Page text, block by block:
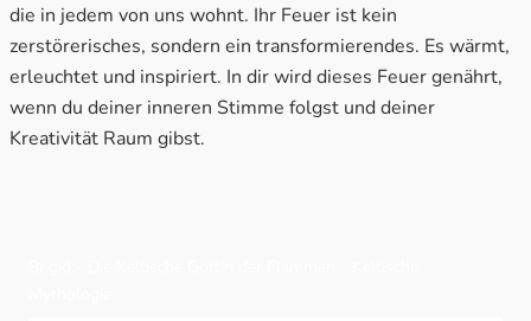
die in jedem von uns wohnt. Ihr Feuer ist kein
zerstörerisches, sondern ein transformierendes. Es wärmt,
erleuchtet und inspiriert. In dir wird dieses Feuer genährt,
wenn du deiner inneren Stimme folgst und deiner
Kreativität Raum gibst.